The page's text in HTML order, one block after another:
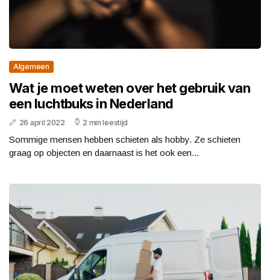
Algemeen
Wat je moet weten over het gebruik van
een luchtbuks in Nederland
26 april 2022 2 min leestijd
Sommige mensen hebben schieten als hobby. Ze schieten
graag op objecten en daarnaast is het ook een...